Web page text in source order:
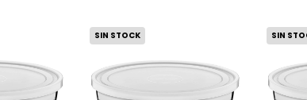
SIN STOCK SIN